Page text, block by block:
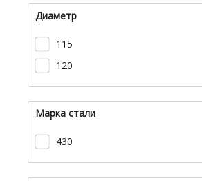
Диаметр
115
120
Марка стали
430